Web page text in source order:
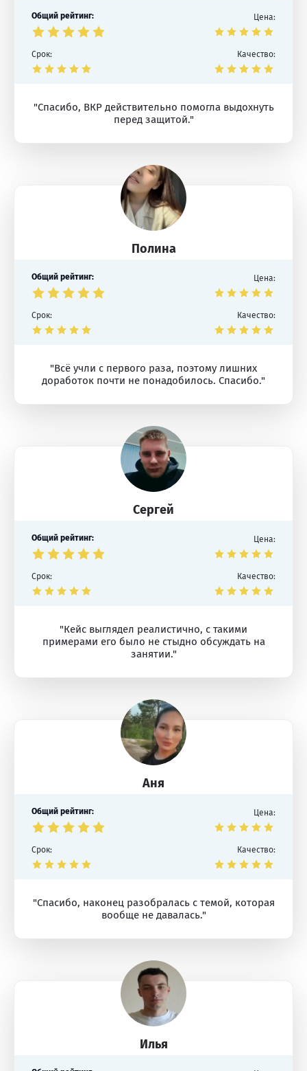
Общий рейтинг: Цена:
Срок: Качество:
"Спасибо, ВКР действительно помогла выдохнуть
перед защитой."
Полина
Общий рейтинг: Цена:
Срок: Качество:
"Всё учли с первого раза, поэтому лишних
доработок почти не понадобилось. Спасибо."
Сергей
Общий рейтинг: Цена:
Срок: Качество:
"Кейс выглядел реалистично, с такими
примерами его было не стыдно обсуждать на
занятии."
Аня
Общий рейтинг: Цена:
Срок: Качество:
"Спасибо, наконец разобралась с темой, которая
вообще не давалась."
Илья